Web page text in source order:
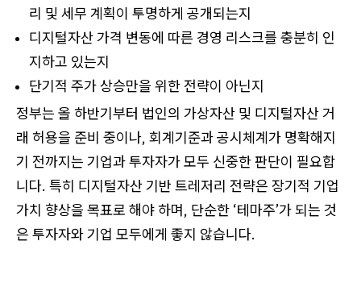
리 및 세무 계획이 투명하게 공개되는지
디지털자산 가격 변동에 따른 경영 리스크를 충분히 인
지하고 있는지
단기적 주가 상승만을 위한 전략이 아닌지
정부는 올 하반기부터 법인의 가상자산 및 디지털자산 거
래 허용을 준비 중이나, 회계기준과 공시체계가 명확해지
기 전까지는 기업과 투자자가 모두 신중한 판단이 필요합
니다. 특히 디지털자산 기반 트레저리 전략은 장기적 기업
가치 향상을 목표로 해야 하며, 단순한 ‘테마주’가 되는 것
은 투자자와 기업 모두에게 좋지 않습니다.